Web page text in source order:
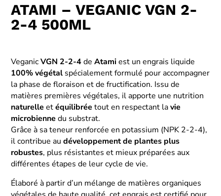
ATAMI – VEGANIC VGN 2-
2-4 500ML
VeganicVGN 2-2-4deAtamiest un engrais liquide
100% végétal spécialement formulé pour accompagner
la phase de floraison et de fructification. Issu de
matières premières végétales, il apporte une nutrition
naturelle etéquilibrée tout en respectant lavie
microbienne du substrat.
Grâce à sa teneur renforcée en potassium (NPK 2-2-4),
il contribue audéveloppement de plantes plus
robustes, plus résistantes et mieux préparées aux
différentes étapes de leur cycle de vie.
Élaboré à partir d’un mélange de matières organiques